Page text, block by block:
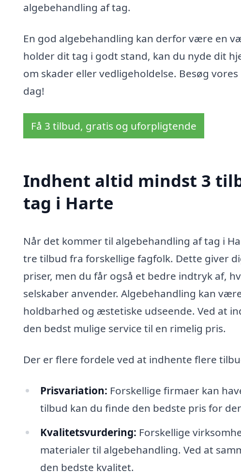
algebehandling af tag.
En god algebehandling kan derfor være en
holder dit tag i godt stand, kan du nyde dit
om skader eller vedligeholdelse. Besøg
dag!
Få 3 tilbud, gratis og uforpligtende
Indhent altid mindst 3
tag i Harte
Når det kommer til algebehandling af tag i
tre tilbud fra forskellige fagfolk. Dette giver
priser, men du får også et bedre indtryk af,
selskaber anvender. Algebehandling kan
holdbarhed og æstetiske udseende. Ved at
den bedst mulige service til en rimelig pris.
Der er flere fordele ved at indhente flere
Prisvariation: Forskellige firmaer kan
tilbud kan du finde den bedste pris for
Kvalitetsvurdering: Forskellige
materialer til algebehandling. Ved at
den bedste kvalitet.